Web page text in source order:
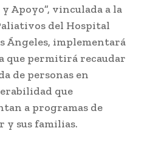
Apoyo”, vinculada a la
del Hospital
Ángeles, implementará
que permitirá recaudar
de personas en
que
a programas de
y sus familias.